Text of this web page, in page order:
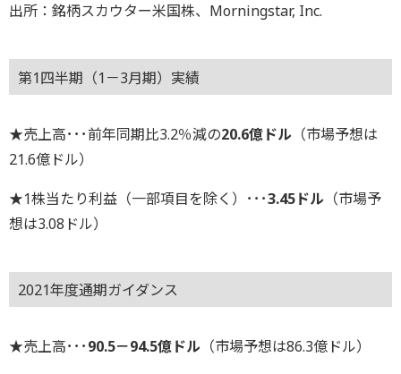
出所：銘柄スカウター米国株、Morningstar, Inc.
第1四半期（1－3月期）実績
★売上高･･･前年同期比3.2％減の20.6億ドル （市場予想は
21.6億ドル）
★1株当たり利益（一部項目を除く）･･･3.45ドル （市場予
想は3.08ドル）
2021年度通期ガイダンス
★売上高･･･90.5－94.5億ドル （市場予想は86.3億ドル）